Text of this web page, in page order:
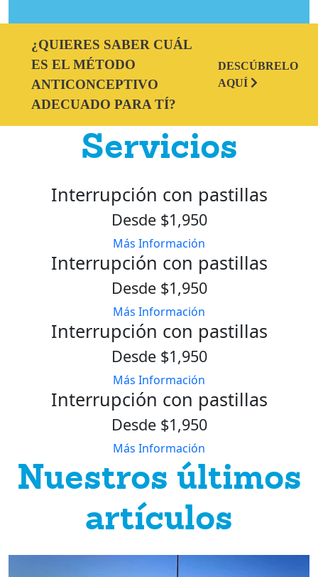
¿QUIERES SABER CUÁL
ES EL MÉTODO
ANTICONCEPTIVO
ADECUADO PARA TÍ?
DESCÚBRELO
AQUÍ
Servicios
Interrupción con pastillas
Desde $1,950
Más Información
Interrupción con pastillas
Desde $1,950
Más Información
Interrupción con pastillas
Desde $1,950
Más Información
Interrupción con pastillas
Desde $1,950
Más Información
Nuestros últimos
artículos